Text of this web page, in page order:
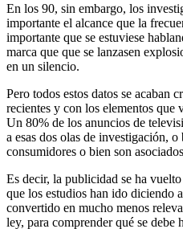
En los 90, sin embargo, los
importante el alcance que la
importante que se estuviese
marca que que se lanzasen
en un silencio.
Pero todos estos datos se acaban
recientes y con los elementos que
Un 80% de los anuncios de
a esas dos olas de investigación,
consumidores o bien son
Es decir, la publicidad se ha
que los estudios han ido diciendo
convertido en mucho menos
ley, para comprender qué se debe